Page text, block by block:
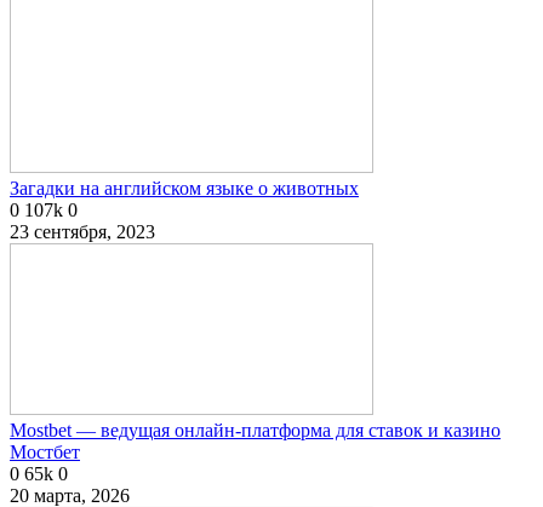
Загадки на английском языке о животных
0 107k 0
23 сентября, 2023
Mostbet — ведущая онлайн-платформа для ставок и казино
Мостбет
0 65k 0
20 марта, 2026